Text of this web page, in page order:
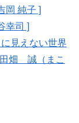
岡 純子 ]
幸司 ]
見えない世界
田畑 誠（まこ